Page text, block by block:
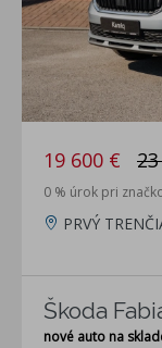
19 600 €
0 % úrok pri
PRVÝ
Škoda
nové auto na